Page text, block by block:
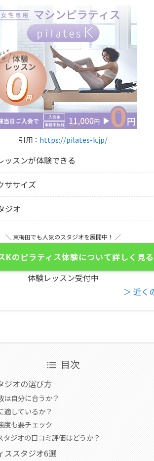
引用： https://pilates-k.jp/
ッスンが体験できる
ササイズ
ジオ
＼ 東梅田でも人気のスタジオを展開中！ ／
Kのピラティス体験について詳しく見
体験レッスン受付中
＞ 近く
目次
ジオの選び方
は自分に合うか？
適しているか？
度も要チェック
ジオの口コミ評価はどうか？
ススタジオ6選